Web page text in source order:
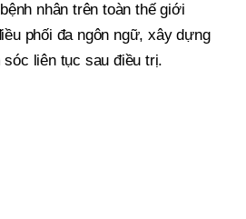
nhân trên toàn thế giới
phối đa ngôn ngữ, xây dựng
liên tục sau điều trị.